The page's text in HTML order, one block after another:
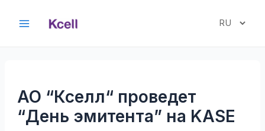
Выбрать
АО “Кселл“ проведет
“День эмитента” на KASE